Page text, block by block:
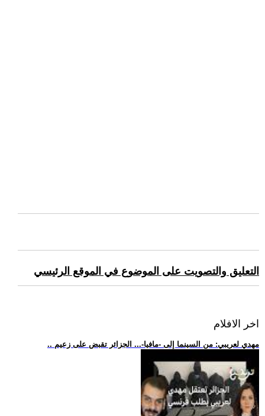
التعليق والتصويت على الموضوع في الموقع الرئيسي
اخر الافلام
.. مهدي لعريبي: من السينما إلى -مافيا-... الجزائر تقبض على زعيم